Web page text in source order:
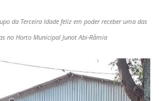
da Terceira Idade feliz em poder receber uma das
no Horto Municipal Junot Abi-Râmia